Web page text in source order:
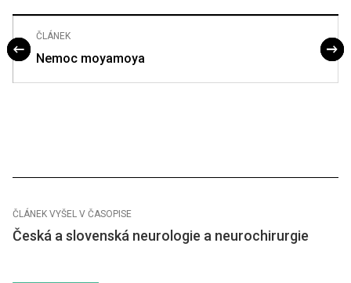
ČLÁNEK
Nemoc moyamoya
ČLÁNEK VYŠEL V ČASOPISE
Česká a slovenská neurologie a neurochirurgie